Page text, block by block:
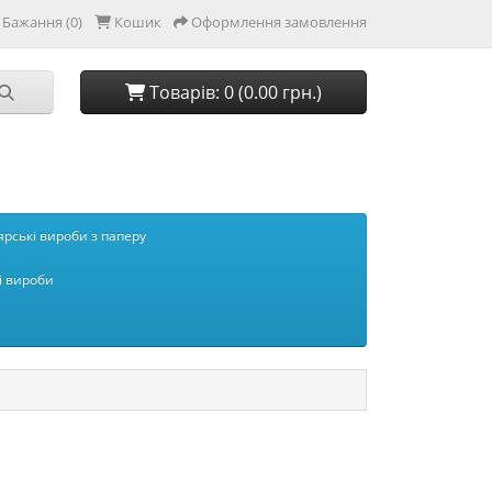
Бажання (0) Кошик Оформлення замовлення
Товарів: 0 (0.00 грн.)
вироби з паперу
вироби